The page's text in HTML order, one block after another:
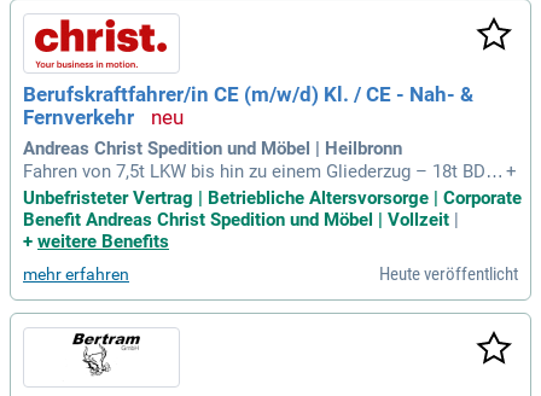
Berufskraftfahrer/in CE (m/w/d) Kl. / CE - Nah- &
Fernverkehr
Andreas Christ Spedition und Möbel | Heilbronn
Fahren von 7,5t LKW bis hin zu einem Gliederzug – 18t BDF-
Zugmaschine mit BDF-Hänger; Auf- und Abkoffern von Wech
selkoffern; im nationalen und internationalen Fernverkehr –
Montag bis Freitag (3/1 oder 2/1 System möglich); fachgere
+
Unbefristeter Vertrag | Betriebliche Altersvorsorge | Corporate
Benefit Andreas Christ Spedition und Möbel | Vollzeit |
+ weitere Benefits
mehr erfahren Heute veröffentlicht